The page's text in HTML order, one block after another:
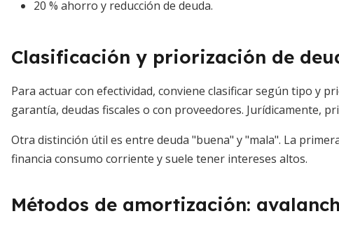
20 % ahorro y reducción de deuda.
Clasificación y priorización de
Para actuar con efectividad, conviene clasificar según tipo y
garantía, deudas fiscales o con proveedores. Jurídicamente,
Otra distinción útil es entre deuda "buena" y "mala". La
financia consumo corriente y suele tener intereses altos.
Métodos de amortización: